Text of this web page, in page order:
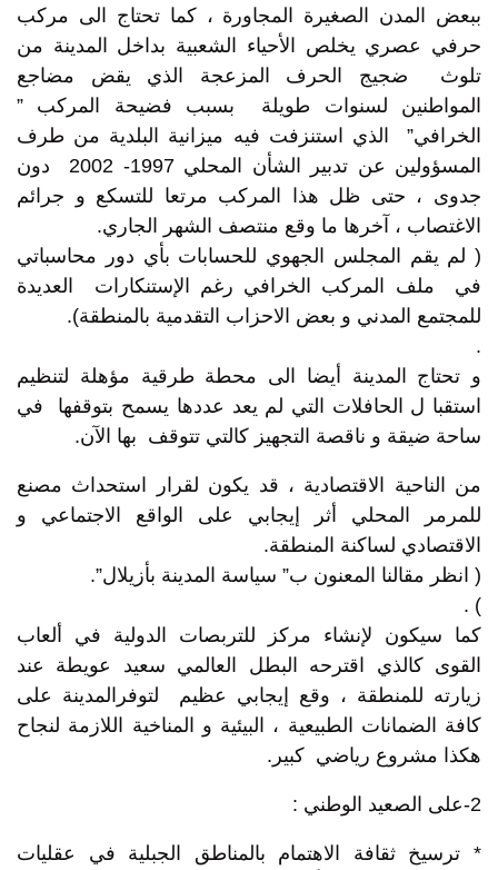
ببعض المدن الصغيرة المجاورة ، كما تحتاج الى مركب
حرفي عصري يخلص الأحياء الشعبية بداخل المدينة من
تلوث ضجيج الحرف المزعجة الذي يقض مضاجع
المواطنين لسنوات طويلة بسبب فضيحة المركب ”
الخرافي” الذي استنزفت فيه ميزانية البلدية من طرف
المسؤولين عن تدبير الشأن المحلي 1997- 2002 دون
جدوى ، حتى ظل هذا المركب مرتعا للتسكع و جرائم
الاغتصاب ، آخرها ما وقع منتصف الشهر الجاري.
( لم يقم المجلس الجهوي للحسابات بأي دور محاسباتي
في ملف المركب الخرافي رغم الإستنكارات العديدة
للمجتمع المدني و بعض الاحزاب التقدمية بالمنطقة).
.
و تحتاج المدينة أيضا الى محطة طرقية مؤهلة لتنظيم
استقبا ل الحافلات التي لم يعد عددها يسمح بتوقفها في
ساحة ضيقة و ناقصة التجهيز كالتي تتوقف بها الآن.
من الناحية الاقتصادية ، قد يكون لقرار استحداث مصنع
للمرمر المحلي أثر إيجابي على الواقع الاجتماعي و
الاقتصادي لساكنة المنطقة.
( انظر مقالنا المعنون ب” سياسة المدينة بأزيلال”.
) .
كما سيكون لإنشاء مركز للتربصات الدولية في ألعاب
القوى كالذي اقترحه البطل العالمي سعيد عويطة عند
زيارته للمنطقة ، وقع إيجابي عظيم لتوفرالمدينة على
كافة الضمانات الطبيعية ، البيئية و المناخية اللازمة لنجاح
هكذا مشروع رياضي كبير.
2-على الصعيد الوطني :
* ترسيخ ثقافة الاهتمام بالمناطق الجبلية في عقليات